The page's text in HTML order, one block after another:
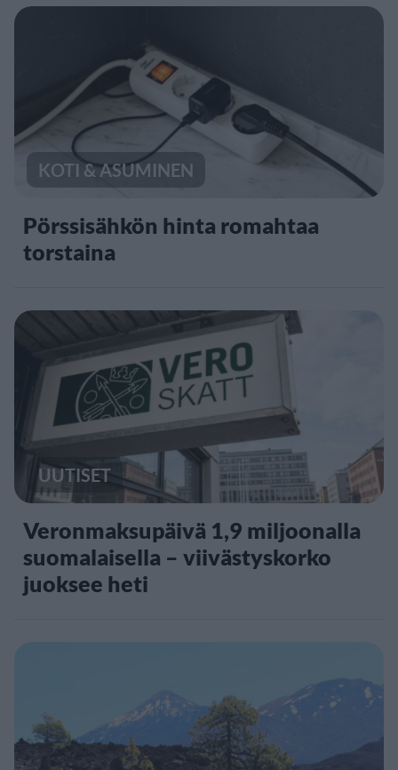
KOTI & ASUMINEN
Pörssisähkön hinta romahtaa
torstaina
UUTISET
Veronmaksupäivä 1,9 miljoonalla
suomalaisella – viivästyskorko
juoksee heti